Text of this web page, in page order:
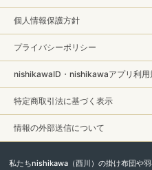
個人情報保護方針
プライバシーポリシー
nishikawaID・nishikawaアプリ利用
特定商取引法に基づく表示
情報の外部送信について
私たちnishikawa（西川）の掛け布団や